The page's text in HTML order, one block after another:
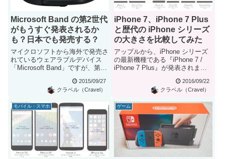
Microsoft Band の第2世代
がもうすぐ発表されるか
も？日本でも発売する？
マイクロソフトから海外で発売さ
れているウェアラブルデバイス
「Microsoft Band」ですが、第2
2015/09/27
クラベル（Cravel）
iPhone 7、iPhone 7 Plus
と歴代の iPhone シリーズ
の大きさを比較してみた
アップルから、iPhone シリーズ
の最新機種である『iPhone 7 /
iPhone 7 Plus』が発表されまし
2016/09/22
クラベル（Cravel）
モバイル・スマホ ゲーム